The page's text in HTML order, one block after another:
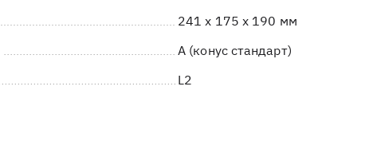
241 x 175 x 190 мм
A (конус стандарт)
L2